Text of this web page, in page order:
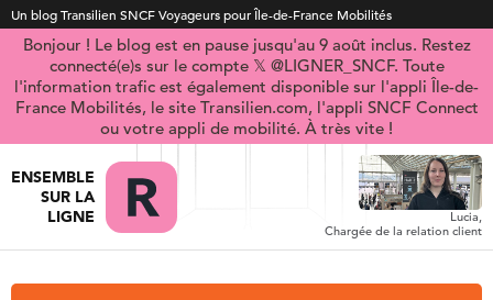
Un blog Transilien SNCF Voyageurs pour Île-de-France Mobilités
Bonjour ! Le blog est en pause jusqu'au 9 août inclus. Restez
connecté(e)s sur le compte 𝕏 @LIGNER_SNCF. Toute
l'information trafic est également disponible sur l'appli Île-de-
France Mobilités, le site Transilien.com, l'appli SNCF Connect
ou votre appli de mobilité. À très vite !
ENSEMBLE
SUR LA
LIGNE
Lucia,
Chargée de la relation client